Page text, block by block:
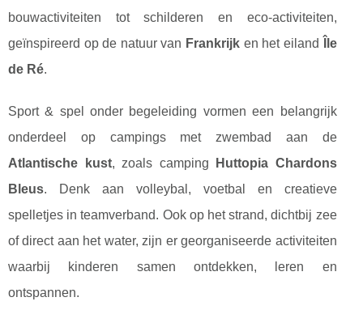
bouwactiviteiten tot schilderen en eco-activiteiten,
geïnspireerd op de natuur van Frankrijk en het eiland
Île
de Ré.
Sport & spel onder begeleiding vormen een belangrijk
onderdeel op campings met zwembad aan de
Atlantische kust, zoals camping
Huttopia Chardons
Bleus. Denk aan volleybal, voetbal en creatieve
spelletjes in teamverband. Ook op het strand, dichtbij zee
of direct aan het water, zijn er georganiseerde activiteiten
waarbij kinderen samen ontdekken, leren en
ontspannen.